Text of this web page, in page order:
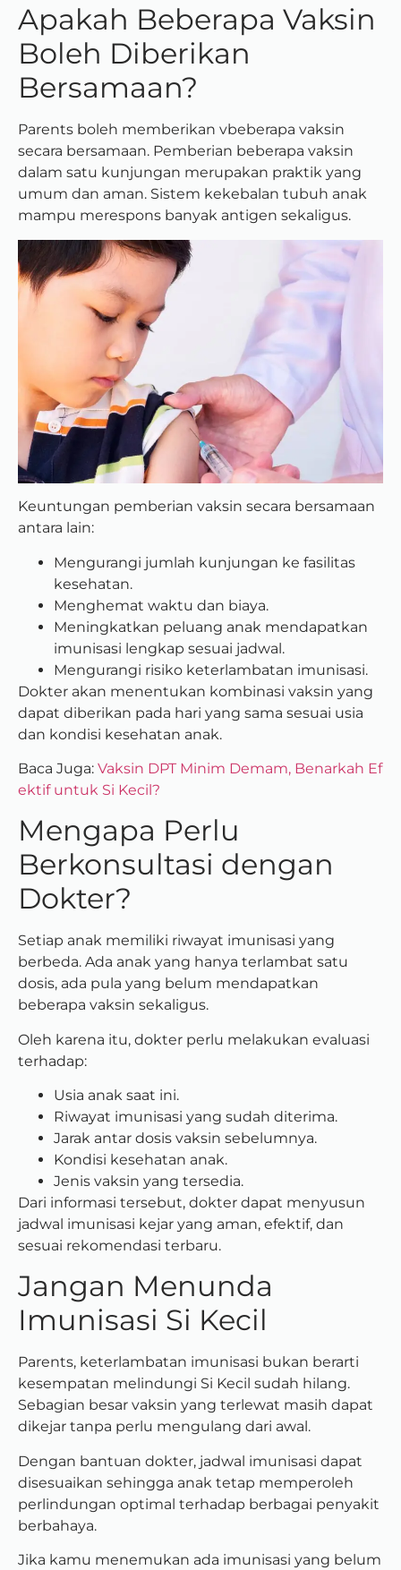
Apakah Beberapa Vaksin
Boleh Diberikan
Bersamaan?
Parents boleh memberikan vbeberapa vaksin
secara bersamaan. Pemberian beberapa vaksin
dalam satu kunjungan merupakan praktik yang
umum dan aman. Sistem kekebalan tubuh anak
mampu merespons banyak antigen sekaligus.
Keuntungan pemberian vaksin secara bersamaan
antara lain:
Mengurangi jumlah kunjungan ke fasilitas
kesehatan.
Menghemat waktu dan biaya.
Meningkatkan peluang anak mendapatkan
imunisasi lengkap sesuai jadwal.
Mengurangi risiko keterlambatan imunisasi.
Dokter akan menentukan kombinasi vaksin yang
dapat diberikan pada hari yang sama sesuai usia
dan kondisi kesehatan anak.
Baca Juga: Vaksin DPT Minim Demam, Benarkah Ef
ektif untuk Si Kecil?
Mengapa Perlu
Berkonsultasi dengan
Dokter?
Setiap anak memiliki riwayat imunisasi yang
berbeda. Ada anak yang hanya terlambat satu
dosis, ada pula yang belum mendapatkan
beberapa vaksin sekaligus.
Oleh karena itu, dokter perlu melakukan evaluasi
terhadap:
Usia anak saat ini.
Riwayat imunisasi yang sudah diterima.
Jarak antar dosis vaksin sebelumnya.
Kondisi kesehatan anak.
Jenis vaksin yang tersedia.
Dari informasi tersebut, dokter dapat menyusun
jadwal imunisasi kejar yang aman, efektif, dan
sesuai rekomendasi terbaru.
Jangan Menunda
Imunisasi Si Kecil
Parents, keterlambatan imunisasi bukan berarti
kesempatan melindungi Si Kecil sudah hilang.
Sebagian besar vaksin yang terlewat masih dapat
dikejar tanpa perlu mengulang dari awal.
Dengan bantuan dokter, jadwal imunisasi dapat
disesuaikan sehingga anak tetap memperoleh
perlindungan optimal terhadap berbagai penyakit
berbahaya.
Jika kamu menemukan ada imunisasi yang belum